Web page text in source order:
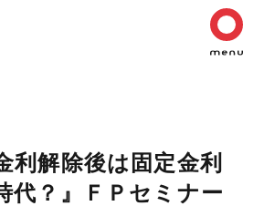
利解除後は固定金利
代？』ＦＰセミナー